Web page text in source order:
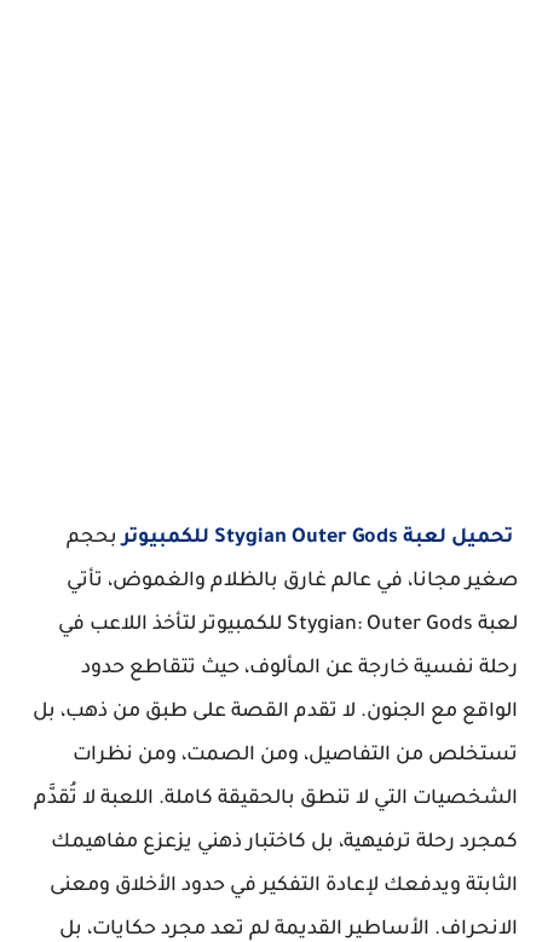
تحميل لعبة Stygian Outer Gods للكمبيوتر
بحجم
صغير مجانا، في عالم غارق بالظلام والغموض، تأتي
لعبة Stygian: Outer Gods للكمبيوتر لتأخذ اللاعب في
رحلة نفسية خارجة عن المألوف، حيث تتقاطع حدود
الواقع مع الجنون. لا تقدم القصة على طبق من ذهب، بل
تستخلص من التفاصيل، ومن الصمت، ومن نظرات
الشخصيات التي لا تنطق بالحقيقة كاملة. اللعبة لا تُقدَّم
كمجرد رحلة ترفيهية، بل كاختبار ذهني يزعزع مفاهيمك
الثابتة ويدفعك لإعادة التفكير في حدود الأخلاق ومعنى
الانحراف. الأساطير القديمة لم تعد مجرد حكايات، بل